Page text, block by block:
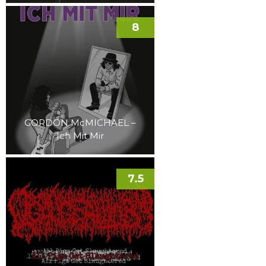
GORDON McMICHAEL –
Ich Mit Mir
8
7.5